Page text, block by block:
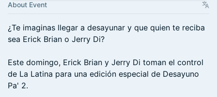
About Event
¿Te imaginas llegar a desayunar y que quien te reciba
sea Erick Brian o Jerry Di?
Este domingo, Erick Brian y Jerry Di toman el control
de La Latina para una edición especial de Desayuno
Pa' 2.